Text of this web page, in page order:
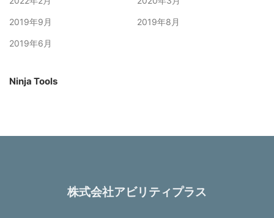
2019年9月 2019年8月
2019年6月
Ninja Tools
株式会社アビリティプラス